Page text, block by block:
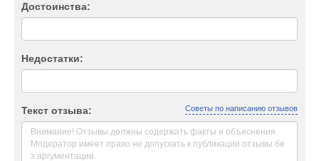
Достоинства:
Недостатки:
Текст отзыва: Советы по написанию отзывов